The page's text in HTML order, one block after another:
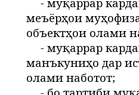
меъёрҳои
объектҳои олами
- муқаррар
манъкуниҳо дар
олами наботот;